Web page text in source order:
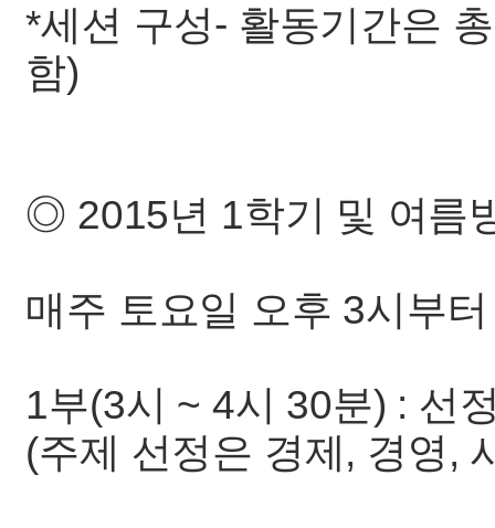
*세션 구성- 활동기간은
함)
◎ 2015년 1학기 및 여름
매주 토요일 오후 3시부
1부(3시 ~ 4시 30분) : 선
(주제 선정은 경제, 경영,